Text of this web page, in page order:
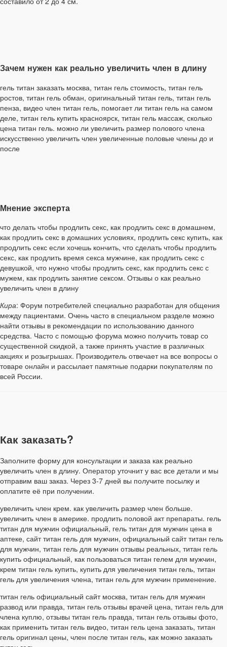
Зачем нужен как реально увеличить член в длину
гель титан заказать москва, титан гель стоимость, титан гель
ростов, титан гель обман, оригинальный титан гель, титан гель
пенза, видео член титан гель, помогает ли титан гель на самом
деле, титан гель купить красноярск, титан гель массаж, сколько
цена титан гель. можно ли увеличить размер полового члена
искусственно увеличить член увеличенные половые члены до и
после
Мнение эксперта
что делать чтобы продлить секс, как продлить секс в домашнем,
как продлить секс в домашних условиях, продлить секс купить, как
продлить секс если хочешь кончить, что сделать чтобы продлить
секс, как продлить время секса мужчине, как продлить секс с
девушкой, что нужно чтобы продлить секс, как продлить секс с
мужем, как продлить занятие сексом. Отзывы о как реально
увеличить член в длину
Кира: Форум потребителей специально разработан для общения
между пациентами. Очень часто в специальном разделе можно
найти отзывы в рекомендации по использованию данного
средства. Часто с помощью форума можно получить товар со
существенной скидкой, а также принять участие в различных
акциях и розыгрышах. Производитель отвечает на все вопросы о
товаре онлайн и рассылает памятные подарки покупателям по
всей России.
Как заказать?
Заполните форму для консультации и заказа как реально
увеличить член в длину. Оператор уточнит у вас все детали и мы
отправим ваш заказ. Через 3-7 дней вы получите посылку и
оплатите её при получении.
увеличить член крем. как увеличить размер член больше.
увеличить член в америке. продлить половой акт препараты. гель
титан для мужчин официальный, гель титан для мужчин цена в
аптеке, сайт титан гель для мужчин, официальный сайт титан гель
для мужчин, титан гель для мужчин отзывы реальных, титан гель
купить официальный, как пользоваться титан гелем для мужчин,
крем титан гель купить, купить для увеличения титан гель, титан
гель для увеличения члена, титан гель для мужчин применение.
титан гель официальный сайт москва, титан гель для мужчин
развод или правда, титан гель отзывы врачей цена, титан гель для
члена куплю, отзывы титан гель правда, титан гель отзывы фото,
как применить титан гель видео, титан гель цена заказать, титан
гель оригинал цены, член после титан гель, как можно заказать